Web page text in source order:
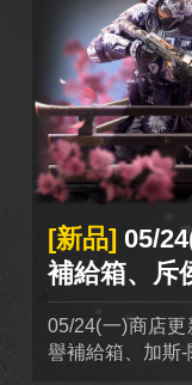
[新品] 05/
補給箱、斥
05/24(一)商店
譽補給箱、加斯